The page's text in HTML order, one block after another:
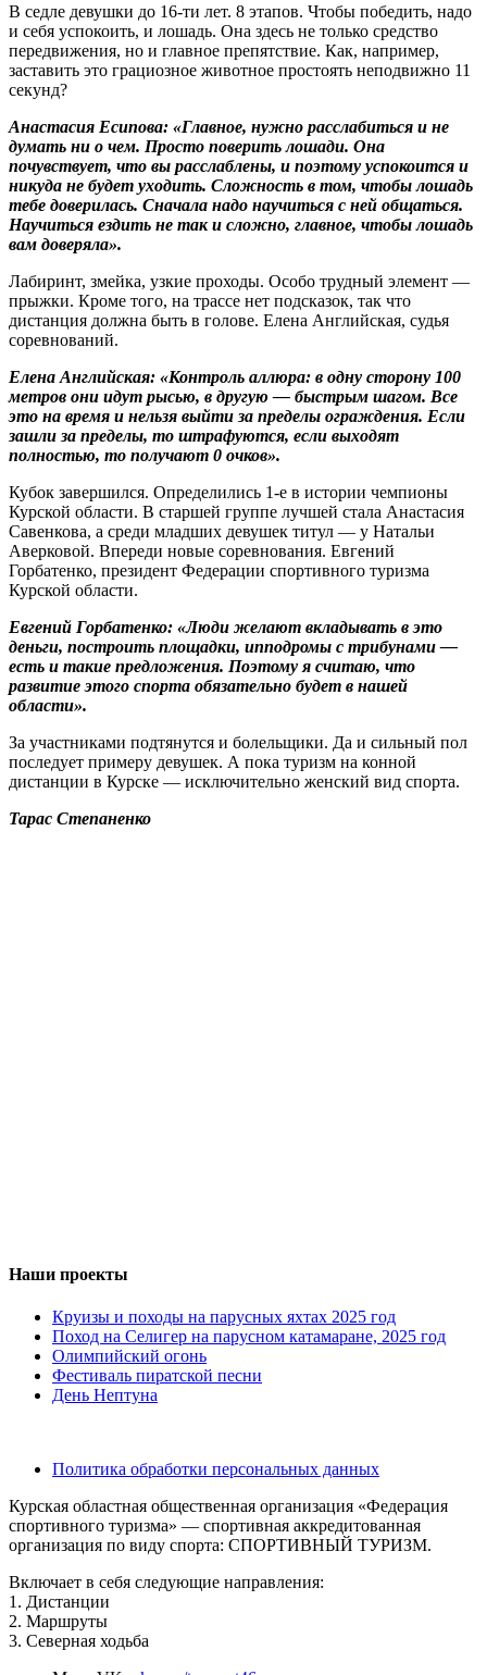
В седле девушки до 16-ти лет. 8 этапов. Чтобы победить, надо
и себя успокоить, и лошадь. Она здесь не только средство
передвижения, но и главное препятствие. Как, например,
заставить это грациозное животное простоять неподвижно 11
секунд?
Анастасия Есипова: «Главное, нужно расслабиться и не
думать ни о чем. Просто поверить лошади. Она
почувствует, что вы расслаблены, и поэтому успокоится и
никуда не будет уходить. Сложность в том, чтобы лошадь
тебе доверилась. Сначала надо научиться с ней общаться.
Научиться ездить не так и сложно, главное, чтобы лошадь
вам доверяла».
Лабиринт, змейка, узкие проходы. Особо трудный элемент —
прыжки. Кроме того, на трассе нет подсказок, так что
дистанция должна быть в голове. Елена Английская, судья
соревнований.
Елена Английская: «Контроль аллюра: в одну сторону 100
метров они идут рысью, в другую — быстрым шагом. Все
это на время и нельзя выйти за пределы ограждения. Если
зашли за пределы, то штрафуются, если выходят
полностью, то получают 0 очков».
Кубок завершился. Определились 1-е в истории чемпионы
Курской области. В старшей группе лучшей стала Анастасия
Савенкова, а среди младших девушек титул — у Натальи
Аверковой. Впереди новые соревнования. Евгений
Горбатенко, президент Федерации спортивного туризма
Курской области.
Евгений Горбатенко: «Люди желают вкладывать в это
деньги, построить площадки, ипподромы с трибунами —
есть и такие предложения. Поэтому я считаю, что
развитие этого спорта обязательно будет в нашей
области».
За участниками подтянутся и болельщики. Да и сильный пол
последует примеру девушек. А пока туризм на конной
дистанции в Курске — исключительно женский вид спорта.
Тарас Степаненко
Наши проекты
Круизы и походы на парусных яхтах 2025 год
Поход на Селигер на парусном катамаране, 2025 год
Олимпийский огонь
Фестиваль пиратской песни
День Нептуна
Политика обработки персональных данных
Курская областная общественная организация «Федерация
спортивного туризма» — спортивная аккредитованная
организация по виду спорта: СПОРТИВНЫЙ ТУРИЗМ.
Включает в себя следующие направления:
1. Дистанции
2. Маршруты
3. Северная ходьба